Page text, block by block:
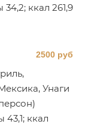
ккал 261,9
2500 руб
Унаги
ккал